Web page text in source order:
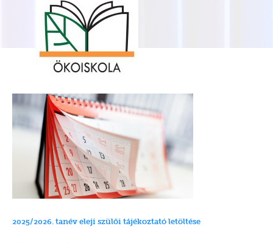
2025/2026. tanév eleji szülői tájékoztató letöltése